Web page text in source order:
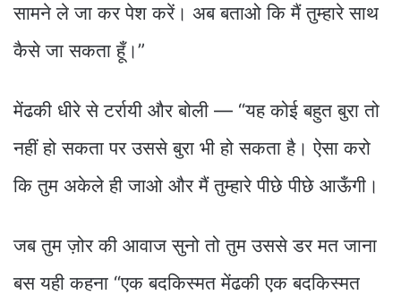
सामने ले जा कर पेश करें। अब बताओ कि मैं तुम्हारे साथ
कैसे जा सकता हूँ।”
मेंढकी धीरे से टर्रायी और बोली — “यह कोई बहुत बुरा तो
नहीं हो सकता पर उससे बुरा भी हो सकता है। ऐसा करो
कि तुम अकेले ही जाओ और मैं तुम्हारे पीछे पीछे आऊँगी।
जब तुम ज़ोर की आवाज सुनो तो तुम उससे डर मत जाना
बस यही कहना “एक बदकिस्मत मेंढकी एक बदकिस्मत